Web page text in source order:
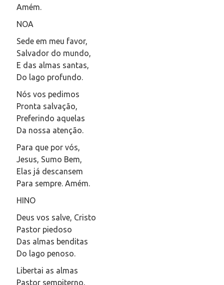
Amém.
NOA
Sede em meu favor,
Salvador do mundo,
E das almas santas,
Do lago profundo.
Nós vos pedimos
Pronta salvação,
Preferindo aquelas
Da nossa atenção.
Para que por vós,
Jesus, Sumo Bem,
Elas já descansem
Para sempre. Amém.
HINO
Deus vos salve, Cristo
Pastor piedoso
Das almas benditas
Do lago penoso.
Libertai as almas
Pastor sempiterno,